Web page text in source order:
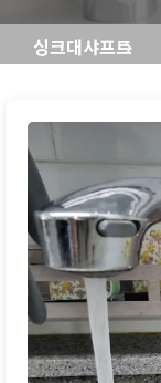
싱크대샤프트